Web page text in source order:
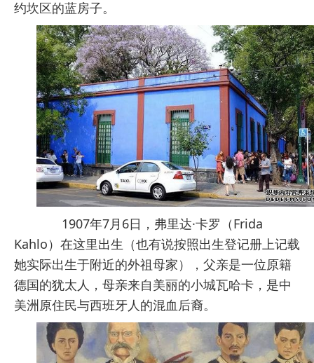
约坎区的蓝房子。
1907年7月6日，弗里达·卡罗（Frida
Kahlo）在这里出生（也有说按照出生登记册上记载
她实际出生于附近的外祖母家），父亲是一位原籍
德国的犹太人，母亲来自美丽的小城瓦哈卡，是中
美洲原住民与西班牙人的混血后裔。